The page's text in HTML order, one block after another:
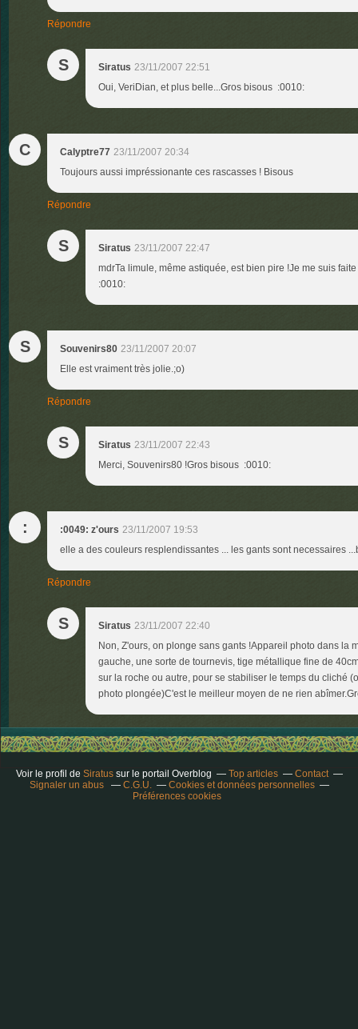
Répondre
S Siratus 23/11/2007 22:51
Oui, VeriDian, et plus belle...Gros bisous :0010:
C Calyptre77 23/11/2007 20:34
Toujours aussi impréssionante ces rascasses ! Bisous
Répondre
S Siratus 23/11/2007 22:47
mdrTa limule, même astiquée, est bien pire !Je me suis
:0010:
S Souvenirs80 23/11/2007 20:07
Elle est vraiment très jolie.;o)
Répondre
S Siratus 23/11/2007 22:43
Merci, Souvenirs80 !Gros bisous :0010:
: :0049: z'ours 23/11/2007 19:53
elle a des couleurs resplendissantes ... les gants sont necessaires
Répondre
S Siratus 23/11/2007 22:40
Non, Z'ours, on plonge sans gants !Appareil photo dans la
gauche, une sorte de tournevis, tige métallique fine de
sur la roche ou autre, pour se stabiliser le temps du cliché
photo plongée)C'est le meilleur moyen de ne rien
Voir le profil de Siratussur le portail Overblog Top articles
Contact
Signaler un abus
C.G.U.
Cookies et données personnelles
Préférences cookies